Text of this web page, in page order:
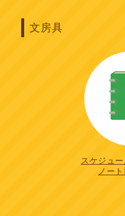
文房具
スケジュ
ノー